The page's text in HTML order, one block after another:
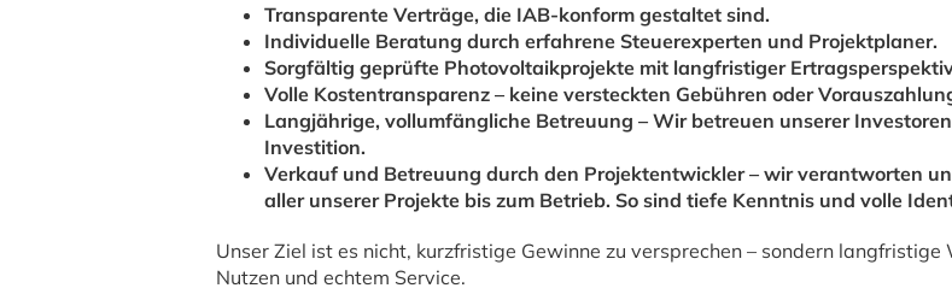
Transparente Verträge, die IAB-konform gestaltet sind.
Individuelle Beratung durch erfahrene Steuerexperten und Projektplaner.
Sorgfältig geprüfte Photovoltaikprojekte mit langfristiger
Volle Kostentransparenz – keine versteckten Gebühren oder
Langjährige, vollumfängliche Betreuung – Wir betreuen unserer
Investition.
Verkauf und Betreuung durch den Projektentwickler – wir verantworten
aller unserer Projekte bis zum Betrieb. So sind tiefe Kenntnis und volle
Unser Ziel ist es nicht, kurzfristige Gewinne zu versprechen – sondern
Nutzen und echtem Service.